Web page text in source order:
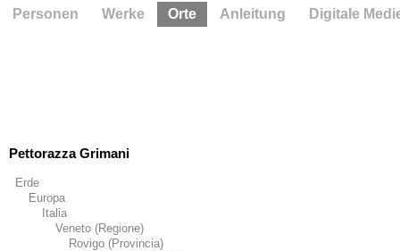
Pettorazza Grimani
Erde
Europa
Italia
Veneto (Regione)
Rovigo (Provincia)
Personen Werke Orte Anleitung Digitale